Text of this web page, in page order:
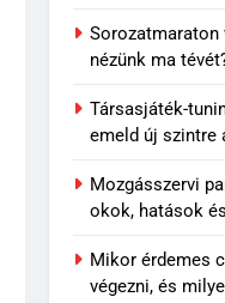
Sorozatmaraton
nézünk ma
Társasjáték-
emeld új szintre
Mozgásszervi
okok, hatások
Mikor érdemes
végezni, és
6
7